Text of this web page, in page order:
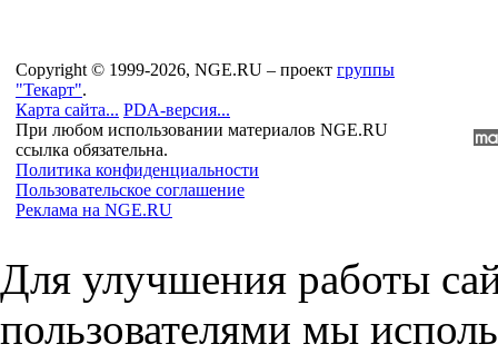
Copyright © 1999-2026, NGE.RU – проект группы
"Текарт".
Карта сайта... PDA-версия...
При любом использовании материалов NGE.RU
ссылка обязательна.
Политика конфиденциальности
Пользовательское соглашение
Реклама на NGE.RU
Для улучшения работы
пользователями мы